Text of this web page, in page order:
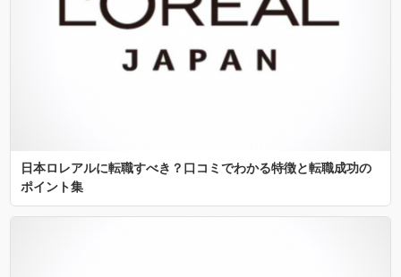
日本ロレアルに転職すべき？口コミでわかる特徴と転職成功の
ポイント集